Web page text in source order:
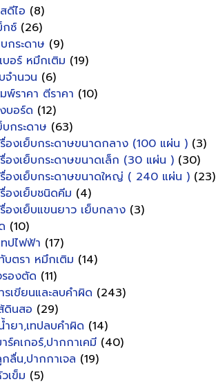
ดีไอ (8)
กซ์ (26)
กระดาษ (9)
บอร์ หมึกเติม (19)
จำนวน (6)
พ์ราคา ตีราคา (10)
บอร์ด (12)
บกระดาษ (63)
รื่องเย็บกระดาษขนาดกลาง (100 แผ่น ) (3)
รื่องเย็บกระดาษขนาดเล็ก (30 แผ่น ) (30)
รื่องเย็บกระดาษขนาดใหญ่ ( 240 แผ่น ) (23)
องเย็บชนิดคีม (4)
องเย็บแขนยาว เย็บกลาง (3)
(10)
ปไฟฟ้า (17)
บตรา หมึกเติม (14)
องตัด (11)
เขียนและลบคำผิด (243)
ดินสอ (29)
ำยา,เทปลบคำผิด (14)
ร์คเกอร์,ปากกาเคมี (40)
ลื่น,ปากกาเจล (19)
เข็ม (5)